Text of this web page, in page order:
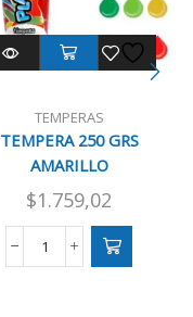
TEMPERAS
TEMPERA 250 GRS
AMARILLO
$1.759,02
TEMPERA